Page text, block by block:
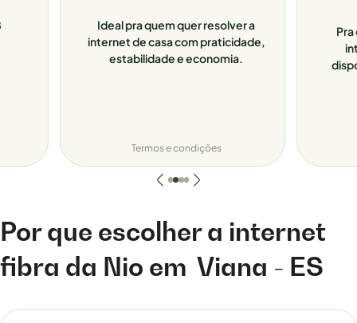
Ideal pra quem quer resolver a
internet de casa com praticidade,
estabilidade e economia.
Termos e condições
Por que escolher a internet
fibra da Nio em Viana - ES